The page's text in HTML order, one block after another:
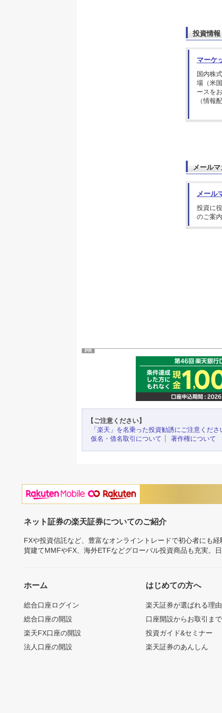
投資情報
マーケ
国内株
場（米
ースを
（情報
メール
メール
投資に
のご案
PR
【ご注意ください】
「楽天」を名乗った投資勧誘にご注意くださ
仮名・借名取引について
著作権について
ネット証券の楽天証券についてのご紹介
FXや投資信託など、豊富なオンライントレードで初心者にも
貨建てMMFやFX、海外ETFなどグローバル投資商品も充実。
ホーム
総合口座ログイン
総合口座の開設
楽天FX口座の開設
法人口座の開設
はじめての方へ
楽天証券が選ばれる理由
口座開設からお取引ま
投資ガイド&セミナー
楽天証券のあんしん